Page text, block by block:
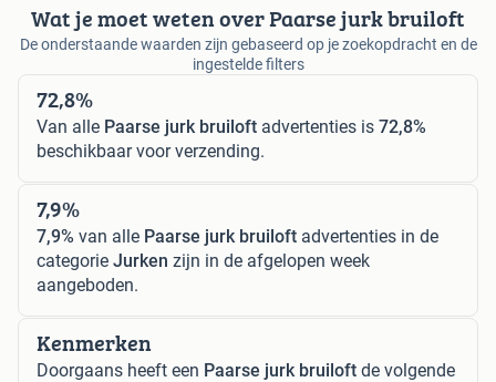
Wat je moet weten over Paarse jurk bruiloft
De onderstaande waarden zijn gebaseerd op je zoekopdracht en de
ingestelde filters
72,8%
Van alle Paarse jurk bruiloft advertenties is 72,8%
beschikbaar voor verzending.
7,9%
7,9% van alle Paarse jurk bruiloft advertenties in de
categorie Jurken zijn in de afgelopen week
aangeboden.
Kenmerken
Doorgaans heeft een Paarse jurk bruiloft de volgende